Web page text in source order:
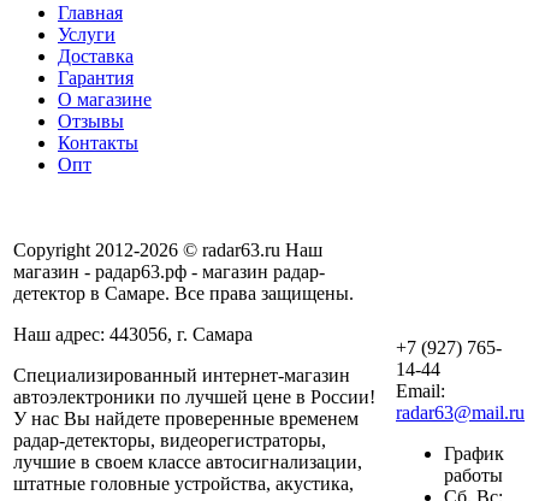
Главная
Услуги
Доставка
Гарантия
О магазине
Отзывы
Контакты
Опт
Copyright 2012-2026 © radar63.ru Наш
магазин - радар63.рф - магазин радар-
детектор в Самаре. Все права защищены.
Наш адрес: 443056, г. Самара
Специализированный интернет-магазин
автоэлектроники по лучшей цене в России!
У нас Вы найдете проверенные временем
радар-детекторы, видеорегистраторы,
лучшие в своем классе автосигнализации,
штатные головные устройства, акустика,
+7 (927) 765-
14-44
Email:
radar63@mail.ru
График
работы
Сб, Вс: